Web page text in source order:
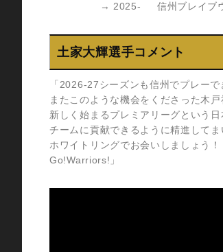
→ 2025- 信州ブレイブウ
土家大輝選手コメント
「2026-27シーズンも信州でプレー
またこのような機会をくださった木
新しく始まるプレミアリーグという
チームに貢献できるように精進して
ホワイトリングでお会いしましょう！
Go!Warriors!」